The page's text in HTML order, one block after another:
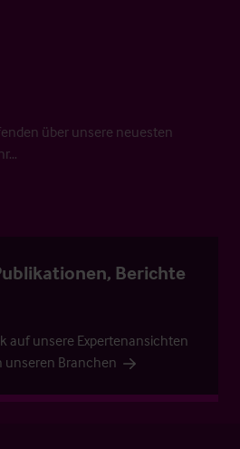
über unsere neuesten
Berichte
auf unsere Expertenansichten
unseren Branchen